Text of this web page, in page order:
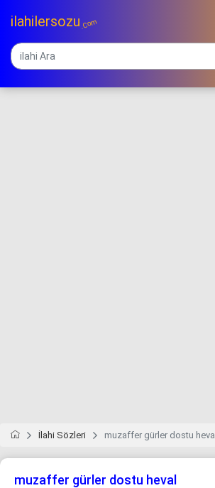
ilahilersozu.Com
İlahi Sözleri muzaffer gürler dostu heval
muzaffer gürler dostu heval